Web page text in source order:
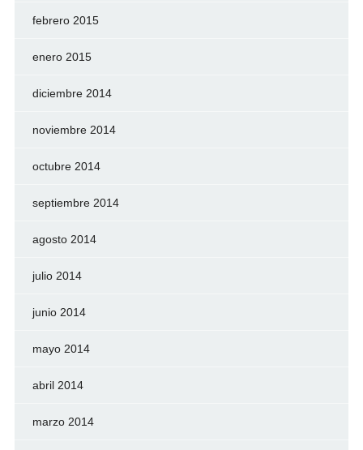
febrero 2015
enero 2015
diciembre 2014
noviembre 2014
octubre 2014
septiembre 2014
agosto 2014
julio 2014
junio 2014
mayo 2014
abril 2014
marzo 2014